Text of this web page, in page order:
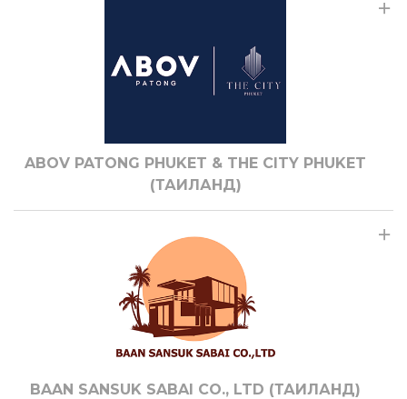
ABOV PATONG PHUKET & THE CITY PHUKET
(ТАИЛАНД)
BAAN SANSUK SABAI CO., LTD (ТАИЛАНД)